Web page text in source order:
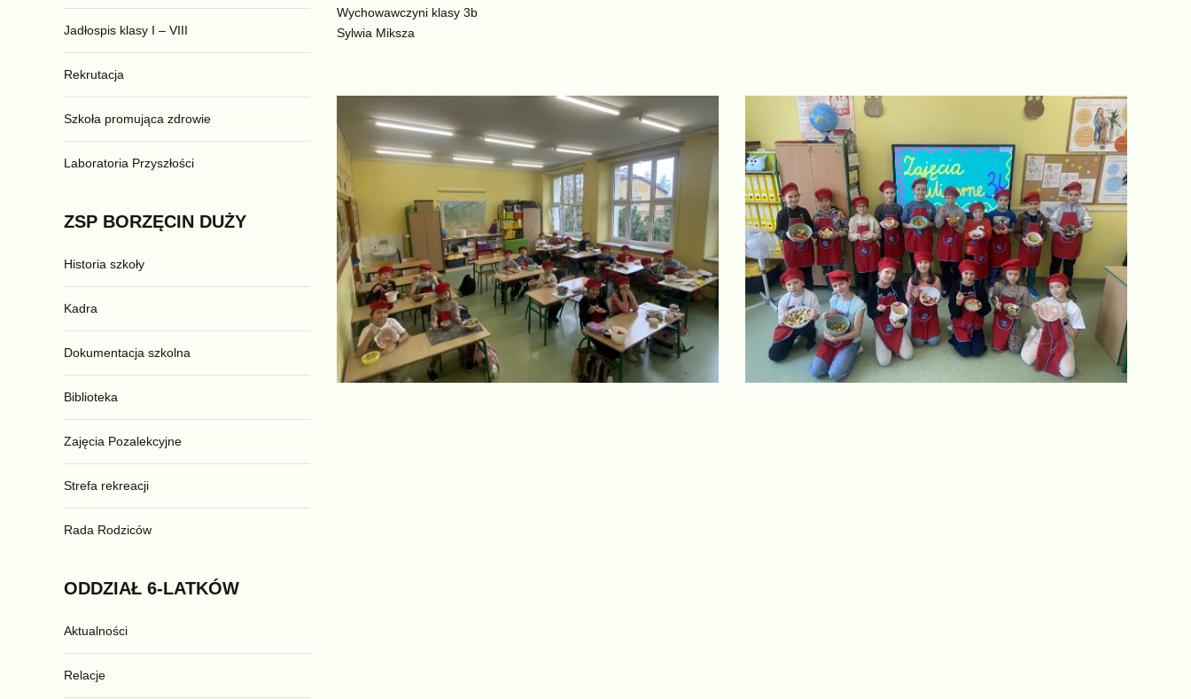
Wychowawczyni klasy 3b
Sylwia Miksza
Jadłospis klasy I – VIII
Rekrutacja
Szkoła promująca zdrowie
Laboratoria Przyszłości
ZSP BORZĘCIN DUŻY
Historia szkoły
Kadra
Dokumentacja szkolna
Biblioteka
Zajęcia Pozalekcyjne
Strefa rekreacji
Rada Rodziców
ODDZIAŁ 6-LATKÓW
Aktualności
Relacje